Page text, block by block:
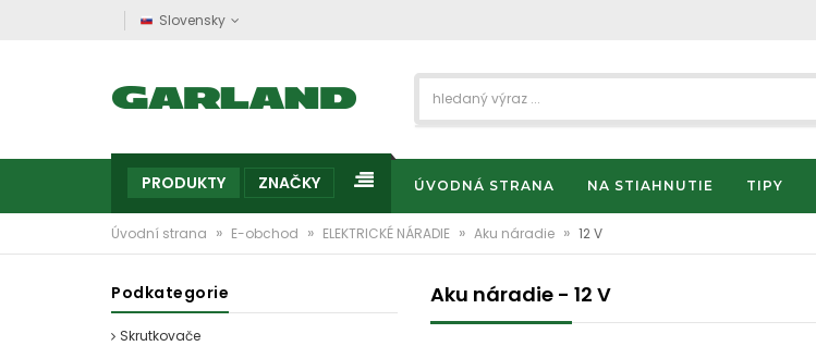
Slovensky
PRODUKTY ZNAČKY ÚVODNÁ STRANA NA STIAHNUTIE TIPY
Úvodní strana » E-obchod » ELEKTRICKÉ NÁRADIE » Aku náradie » 12 V
Aku náradie - 12 V
Podkategorie
Skrutkovače